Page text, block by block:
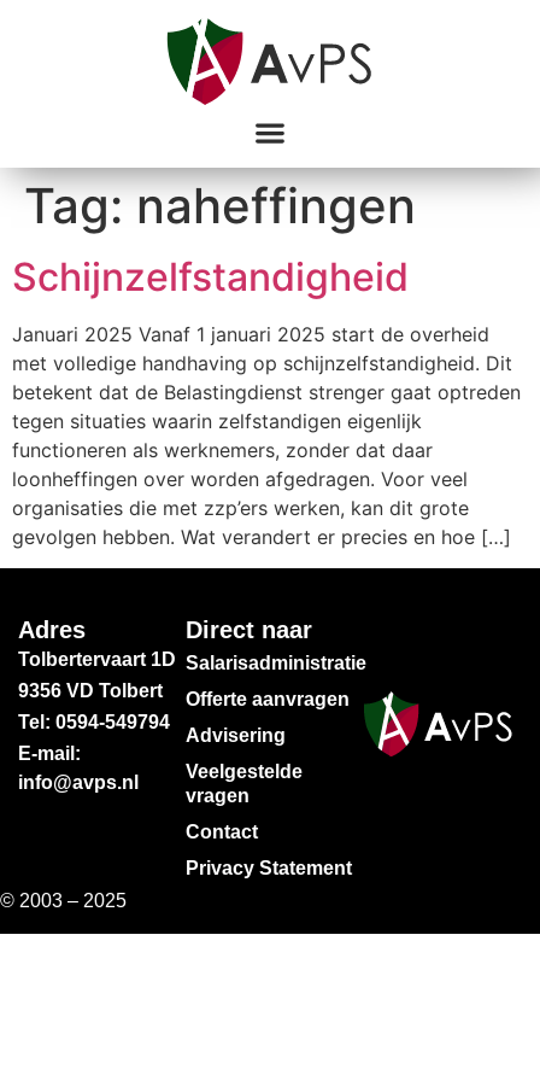
Tag:naheffingen
Schijnzelfstandigheid
Januari 2025 Vanaf 1 januari 2025 start de overheid
met volledige handhaving op schijnzelfstandigheid. Dit
betekent dat de Belastingdienst strenger gaat optreden
tegen situaties waarin zelfstandigen eigenlijk
functioneren als werknemers, zonder dat daar
loonheffingen over worden afgedragen. Voor veel
organisaties die met zzp’ers werken, kan dit grote
gevolgen hebben. Wat verandert er precies en hoe […]
Adres
Tolbertervaart 1D
9356 VD Tolbert
Tel: 0594-549794
E-mail:
info@avps.nl
Direct naar
Salarisadministratie
Offerte aanvragen
Advisering
Veelgestelde
vragen
Contact
Privacy Statement
© 2003 – 2025